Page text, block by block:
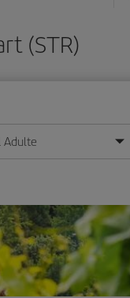
(STR)
mois/année
Adulte